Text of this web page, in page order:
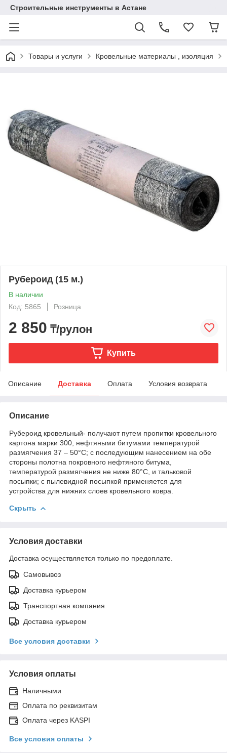
Строительные инструменты в Астане
Товары и услуги Кровельные материалы , изоляция
Рубероид (15 м.)
В наличии
Код: 5865
Розница
2 850 ₸/рулон
Купить
Описание Доставка Оплата Условия возврата
Описание
Рубероид кровельный- получают путем пропитки кровельного
картона марки 300, нефтяными битумами температурой
размягчения 37 – 50°С; с последующим нанесением на обе
стороны полотна покровного нефтяного битума,
температурой размягчения не ниже 80°С, и тальковой
посыпки; с пылевидной посыпкой применяется для
устройства для нижних слоев кровельного ковра.
Скрыть
Условия доставки
Доставка осуществляется только по предоплате.
Самовывоз
Доставка курьером
Транспортная компания
Доставка курьером
Все условия доставки
Условия оплаты
Наличными
Оплата по реквизитам
Оплата через KASPI
Все условия оплаты